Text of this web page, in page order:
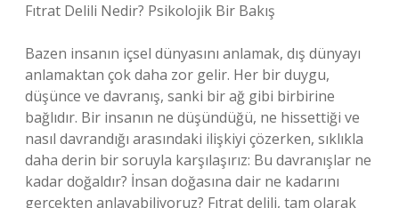
Fıtrat Delili Nedir? Psikolojik Bir Bakış
Bazen insanın içsel dünyasını anlamak, dış dünyayı
anlamaktan çok daha zor gelir. Her bir duygu,
düşünce ve davranış, sanki bir ağ gibi birbirine
bağlıdır. Bir insanın ne düşündüğü, ne hissettiği ve
nasıl davrandığı arasındaki ilişkiyi çözerken, sıklıkla
daha derin bir soruyla karşılaşırız: Bu davranışlar ne
kadar doğaldır? İnsan doğasına dair ne kadarını
gerçekten anlayabiliyoruz? Fıtrat delili, tam olarak